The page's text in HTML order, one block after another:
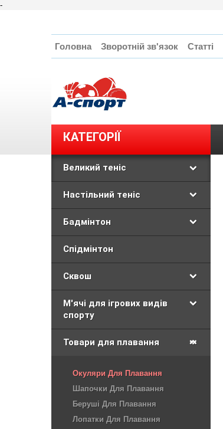
-
Головна Зворотній зв'язок Статті
КАТЕГОРІЇ
Великий теніс
Настільний теніс
Бадмінтон
Спідмінтон
Сквош
М'ячі для ігрових видів
спорту
Товари для плавання
Окуляри Для Плавання
Шапочки Для Плавання
Беруші Для Плавання
Лопатки Для Плавання